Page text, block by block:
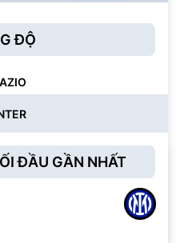
ĐỘ
ĐẦU GẦN NHẤT